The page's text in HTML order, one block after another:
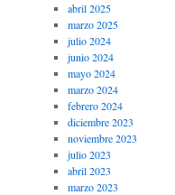
abril 2025
marzo 2025
julio 2024
junio 2024
mayo 2024
marzo 2024
febrero 2024
diciembre 2023
noviembre 2023
julio 2023
abril 2023
marzo 2023